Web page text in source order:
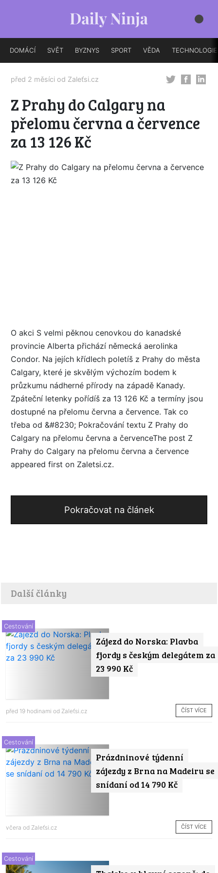
DOMÁCÍ SVĚT BYZNYS SPORT VĚDA TECHNOLOGIE
před 2 měsíci od Zaleťsi.cz
Z Prahy do Calgary na
přelomu června a července
za 13 126 Kč
O akci S velmi pěknou cenovkou do kanadské
provincie Alberta přichází německá aerolinka
Condor. Na jejích křídlech poletíš z Prahy do města
Calgary, které je skvělým výchozím bodem k
průzkumu nádherné přírody na západě Kanady.
Zpáteční letenky pořídíš za 13 126 Kč a termíny jsou
dostupné na přelomu června a července. Tak co
třeba od &#8230; Pokračování textu Z Prahy do
Calgary na přelomu června a červenceThe post Z
Prahy do Calgary na přelomu června a července
appeared first on Zaletsi.cz.
Pokračovat na článek
Další články
Zájezd do Norska: Plavba
fjordy s českým delegátem za
23 990 Kč
Cestování
před 19 hodinami od Zaleťsi.cz ČÍST VÍCE
Prázdninové týdenní
zájezdy z Brna na Madeiru se
snídaní od 14 790 Kč
Cestování
včera od Zaleťsi.cz ČÍST VÍCE
Cestování